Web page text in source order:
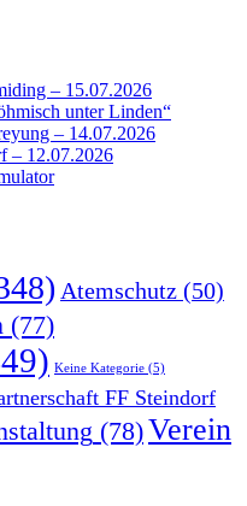
– 15.07.2026
unter Linden“
– 14.07.2026
– 12.07.2026
Atemschutz (50)
(77)
Keine Kategorie (5)
FF Steindorf
(78)Verein